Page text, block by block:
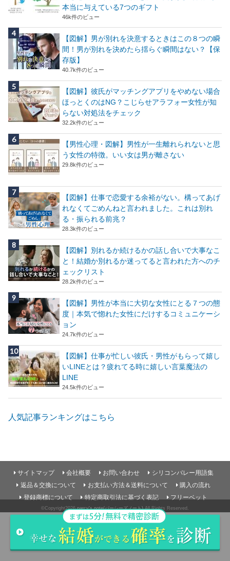
本当に与えている7つのギフト
46k件のビュー
【図解】男が別れを決意するときはこの８つの瞬
間！男が別れを決めたら揺らぐ瞬間はない？【保
存版】
40.7k件のビュー
【図解】彼氏がマッチングアプリをやめない場合
ほっとくのはNG？こじらせアラフォー女性が知
らない対処法をチェック
32.2k件のビュー
【男性心理・図解】男性が一生離れられないと思
う女性の特徴。いい女は男が離さない
29.8k件のビュー
【図解】仕事で恋愛する余裕がない。構ってあげ
れなくてごめんねと言われました。これは別れ
る・振られる前兆？
28.3k件のビュー
【図解】別れるか続けるかの話し合いで大事なこ
と！結婚か別れるか迷ってると言われた方へのチ
ェックリスト
28.2k件のビュー
【図解】男性が本当に大切な女性にとる７つの態
度｜本気で惚れた女性にだけするコミュニケーシ
ョン
24.7k件のビュー
【図解】仕事が忙しい彼氏・男性がもらって嬉し
いLINEとは？疲れてる時に嬉しい言葉魔法の
LINE
24.5k件のビュー
人気記事ランキングはこちら
サイトマップ 会社概要 お問い合わせ
シリコンバレー用語集
返品＆交換について
お支払い方法＆送料について
購入の流れ
登録商標について
特定商取引法に基づく表記 フリーベット
©Copyright2026parcy's note(パーシーズノート).All Rights Reserved.